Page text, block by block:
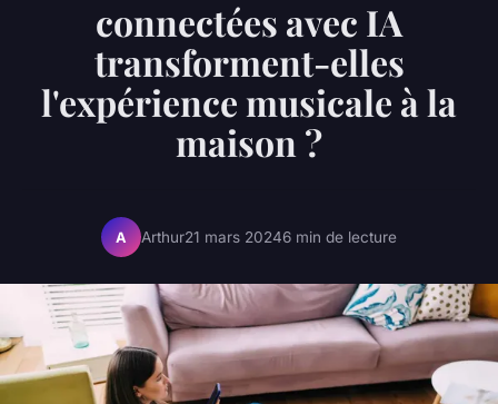
connectées avec IA
transforment-elles
l'expérience musicale à la
maison ?
A Arthur21 mars 20246 min de lecture